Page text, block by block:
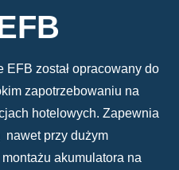
EFB został opracowany do
zapotrzebowaniu na
hotelowych. Zapewnia
nawet przy dużym
akumulatora na